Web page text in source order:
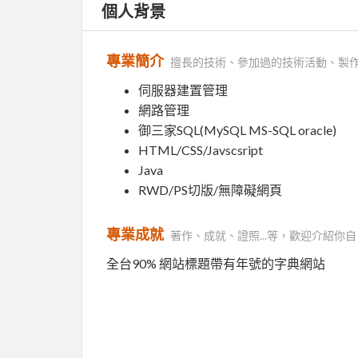
個人背景
專業簡介 擅長的技術、參加過的技術活動、製
伺服器建置管理
網路管理
御三家SQL(MySQL MS-SQL oracle)
HTML/CSS/Javscsript
Java
RWD/PS切版/無障礙網頁
專業成就 著作、成就、證照...等，歡迎介紹你
全台90% 網站標題帶有年號的字典網站